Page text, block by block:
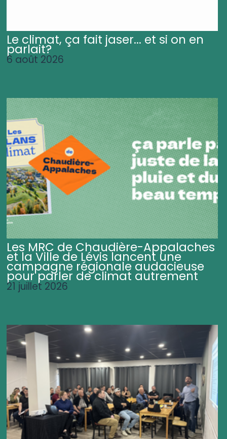
Le climat, ça fait jaser... et si on en
parlait?
6 août 2026
Les MRC de Chaudière-Appalaches
et la Ville de Lévis lancent une
campagne régionale audacieuse
pour parler de climat autrement
21 juillet 2026